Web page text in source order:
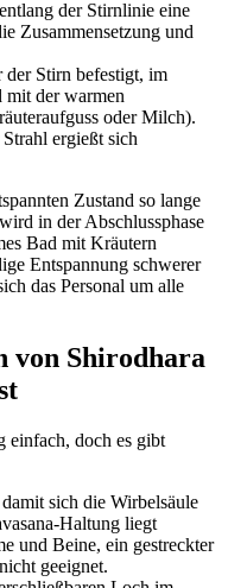
der Stirnlinie eine
Zusammensetzung und
Stirn befestigt, im
mit der warmen
oder Milch).
ergießt sich
Zustand so lange
in der Abschlussphase
Bad mit Kräutern
Entspannung schwerer
das Personal um alle
von Shirodhara
einfach, doch es gibt
sich die Wirbelsäule
Haltung liegt
und Beine, ein gestreckter
geeignet.